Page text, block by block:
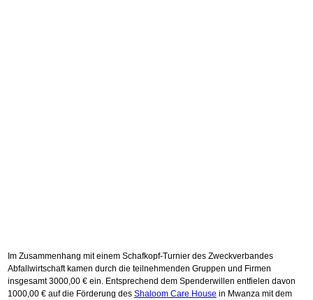
Im Zusammenhang mit einem Schafkopf-Turnier des Zweckverbandes
Abfallwirtschaft kamen durch die teilnehmenden Gruppen und Firmen
insgesamt 3000,00 € ein. Entsprechend dem Spenderwillen entfielen davon
1000,00 € auf die Förderung des Shaloom Care House in Mwanza mit dem